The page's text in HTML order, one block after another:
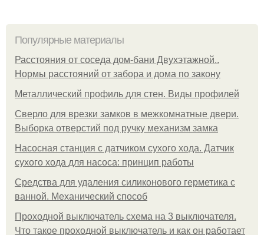
Популярные материалы
Расстояния от соседа дом-бани Двухэтажной..
Нормы расстояний от забора и дома по закону
Металлический профиль для стен. Виды профилей
Сверло для врезки замков в межкомнатные двери.
Выборка отверстий под ручку механизм замка
Насосная станция с датчиком сухого хода. Датчик
сухого хода для насоса: принцип работы
Средства для удаления силиконового герметика с
ванной. Механический способ
Проходной выключатель схема на 3 выключателя.
Что такое проходной выключатель и как он работает